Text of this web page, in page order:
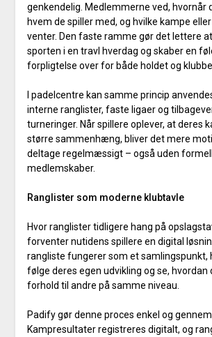
genkendelig. Medlemmerne ved, hvornår
hvem de spiller med, og hvilke kampe
venter. Den faste ramme gør det lettere
sporten i en travl hverdag og skaber en
forpligtelse over for både holdet og
I padelcentre kan samme princip
interne ranglister, faste ligaer og
turneringer. Når spillere oplever, at deres
større sammenhæng, bliver det mere
deltage regelmæssigt – også uden
medlemskaber.
Ranglister som moderne klubtavle
Hvor ranglister tidligere hang på
forventer nutidens spillere en digital
rangliste fungerer som et samlingspunkt,
følge deres egen udvikling og se, hvordan
forhold til andre på samme niveau.
Padify gør denne proces enkel og
Kampresultater registreres digitalt, og